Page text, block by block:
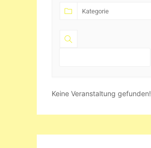
Keine Veranstaltung gefunden!